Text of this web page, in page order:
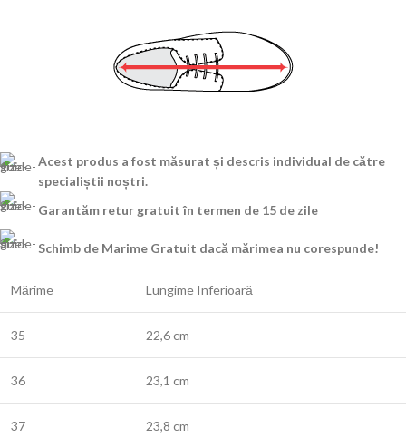
Acest produs a fost măsurat și descris individual de către
specialiștii noștri.
Garantăm retur gratuit în termen de 15 de zile
Schimb de Marime Gratuit dacă mărimea nu corespunde!
Mărime Lungime Inferioară
35 22,6 cm
36 23,1 cm
37 23,8 cm